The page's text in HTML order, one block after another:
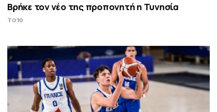
Βρήκε τον νέο της προπονητή η Τυνησία
TO10